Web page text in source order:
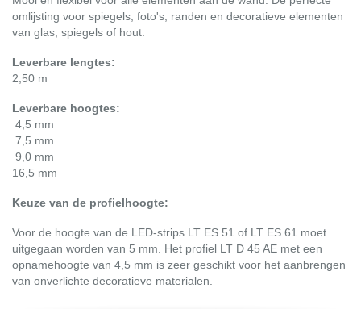
omlijsting voor spiegels, foto's, randen en decoratieve elementen
van glas, spiegels of hout.
Leverbare lengtes:
2,50 m
Leverbare hoogtes:
4,5 mm
7,5 mm
9,0 mm
16,5 mm
Keuze van de profielhoogte:
Voor de hoogte van de LED-strips LT ES 51 of LT ES 61 moet
uitgegaan worden van 5 mm. Het profiel LT D 45 AE met een
opnamehoogte van 4,5 mm is zeer geschikt voor het aanbrengen
van onverlichte decoratieve materialen.